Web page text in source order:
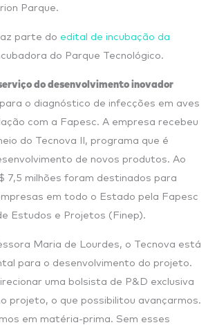
Parque.
parte do edital de incubação da
do Parque Tecnológico.
do desenvolvimento inovador
o diagnóstico de infecções em aves
com a Fapesc. A empresa recebeu
do Tecnova II, programa que é
de novos produtos. Ao
7,5 milhões foram destinados para
em todo o Estado pela Fapesc
Estudos e Projetos (Finep).
Maria de Lourdes, o Tecnova está
para o desenvolvimento do projeto.
uma bolsista de P&D exclusiva
projeto, o que possibilitou avançarmos.
em matéria-prima. Sem esses